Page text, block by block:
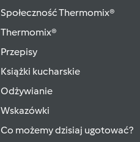
Społeczność Thermomix®
Thermomix®
Przepisy
Książki kucharskie
Odżywianie
Wskazówki
Co możemy dzisiaj ugotować?